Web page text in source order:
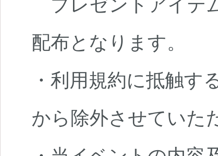
プレゼントアイテ
配布となります。
・利用規約に抵触
から除外させていた